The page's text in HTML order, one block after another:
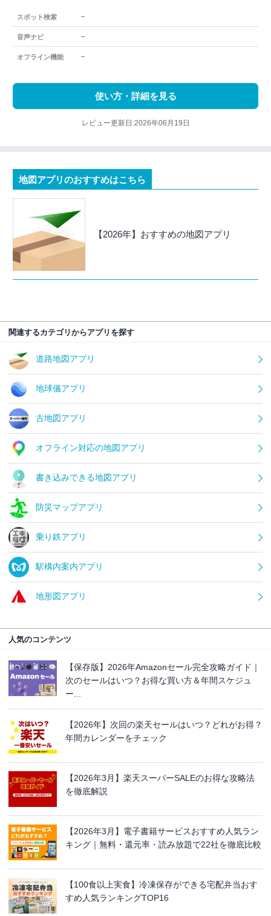
スポット検索 －
音声ナビ －
オフライン機能 －
使い方・詳細を見る
レビュー更新日:2026年06月19日
地図アプリのおすすめはこちら
【2026年】おすすめの地図アプリ
関連するカテゴリからアプリを探す
道路地図アプリ
地球儀アプリ
古地図アプリ
オフライン対応の地図アプリ
書き込みできる地図アプリ
防災マップアプリ
乗り鉄アプリ
駅構内案内アプリ
地形図アプリ
人気のコンテンツ
【保存版】2026年Amazonセール完全攻略ガイド｜
次のセールはいつ？お得な買い方＆年間スケジュ
ー...
【2026年】次回の楽天セールはいつ？どれがお得？
年間カレンダーをチェック
【2026年3月】楽天スーパーSALEのお得な攻略法
を徹底解説
【2026年3月】電子書籍サービスおすすめ人気ラン
キング｜無料・還元率・読み放題で22社を徹底比較
【100食以上実食】冷凍保存ができる宅配弁当おす
すめ人気ランキングTOP16